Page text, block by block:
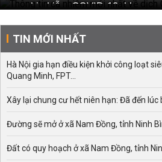
ca nghi nhiễm COVID-19, khu
Nẵng, mọi thông tin đều được cập
ngày
Tình hình dịch COVID-19 ở Đà
Trong 16 ca nhiễm COVID-19
416 ở Đà Nẵng) có đến 9/14 ca
Bản tin lúc 6h ngày 30/7 của Ban
Phòng chống dịch COVID-19 cho
bệnh dương tính với COVID-19 ở
TIN MỚI NHẤT
Hà Nội gia hạn điều kiện khởi công loạt
Quang Minh, FPT...
Xây lại chung cư hết niên hạn: Đã đến lúc
Đường sẽ mở ở xã Nam Đồng, tỉnh Ninh
Đất có quy hoạch ở xã Nam Đồng, tỉnh